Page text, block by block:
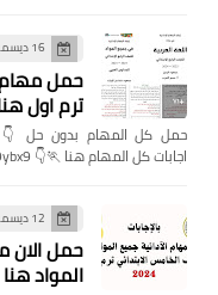
16 ديسمبر 2023
حمل مهام
ترم اول
اجابات كل المهام هنا 🏃👇 https://tinyurl.com/4dv9ybx9 …
12 ديسمبر 2023
حمل
المواد